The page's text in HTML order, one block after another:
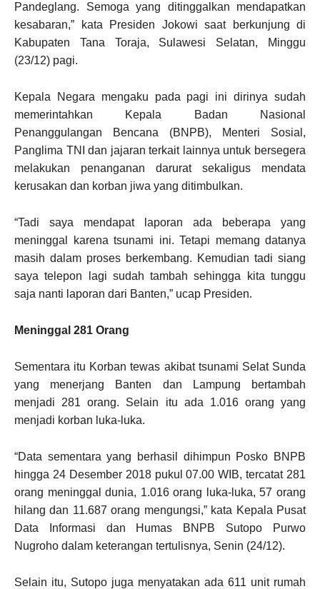
Pandeglang. Semoga yang ditinggalkan mendapatkan
kesabaran,” kata Presiden Jokowi saat berkunjung di
Kabupaten Tana Toraja, Sulawesi Selatan, Minggu
(23/12) pagi.
Kepala Negara mengaku pada pagi ini dirinya sudah
memerintahkan Kepala Badan Nasional
Penanggulangan Bencana (BNPB), Menteri Sosial,
Panglima TNI dan jajaran terkait lainnya untuk bersegera
melakukan penanganan darurat sekaligus mendata
kerusakan dan korban jiwa yang ditimbulkan.
“Tadi saya mendapat laporan ada beberapa yang
meninggal karena tsunami ini. Tetapi memang datanya
masih dalam proses berkembang. Kemudian tadi siang
saya telepon lagi sudah tambah sehingga kita tunggu
saja nanti laporan dari Banten,” ucap Presiden.
Meninggal 281 Orang
Sementara itu Korban tewas akibat tsunami Selat Sunda
yang menerjang Banten dan Lampung bertambah
menjadi 281 orang. Selain itu ada 1.016 orang yang
menjadi korban luka-luka.
“Data sementara yang berhasil dihimpun Posko BNPB
hingga 24 Desember 2018 pukul 07.00 WIB, tercatat 281
orang meninggal dunia, 1.016 orang luka-luka, 57 orang
hilang dan 11.687 orang mengungsi,” kata Kepala Pusat
Data Informasi dan Humas BNPB Sutopo Purwo
Nugroho dalam keterangan tertulisnya, Senin (24/12).
Selain itu, Sutopo juga menyatakan ada 611 unit rumah